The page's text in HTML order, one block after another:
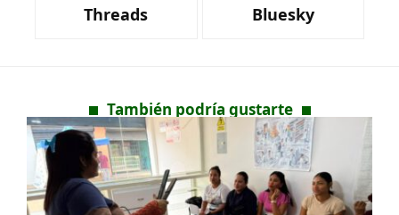
Threads Bluesky
También podría gustarte